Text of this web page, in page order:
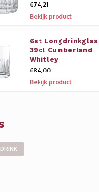
€74,21
Bekijk product
6st Longdrinkglas
39cl Cumberland
Whitley
€84,00
Bekijk product